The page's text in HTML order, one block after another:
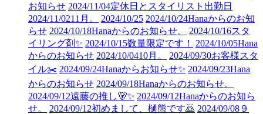
お知らせ 2024/11/04定休日とスタイリスト出勤日
2024/11/0211月。 2024/10/25 2024/10/24Hanaからのお知
らせ 2024/10/18Hanaからのお知らせ。 2024/10/16スタ
イリング剤✨ 2024/10/15数量限定です！ 2024/10/05Hana
からのお知らせ 2024/10/0410月。 2024/09/30お客様スタ
イル✂️ 2024/09/24Hanaからお知らせ✨ 2024/09/23Hana
からのお知らせ 2024/09/18Hanaからのお知らせ。
2024/09/12遠藤の推し🐻✨ 2024/09/12Hanaからのお知ら
せ。
2024/09/12初めまして、樋熊です🙇 2024/09/08 ９